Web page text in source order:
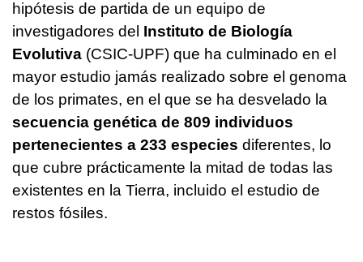
hipótesis de partida de un equipo de
investigadores del Instituto de Biología
Evolutiva (CSIC-UPF) que ha culminado en el
mayor estudio jamás realizado sobre el genoma
de los primates, en el que se ha desvelado la
secuencia genética de 809 individuos
pertenecientes a 233 especies diferentes, lo
que cubre prácticamente la mitad de todas las
existentes en la Tierra, incluido el estudio de
restos fósiles.